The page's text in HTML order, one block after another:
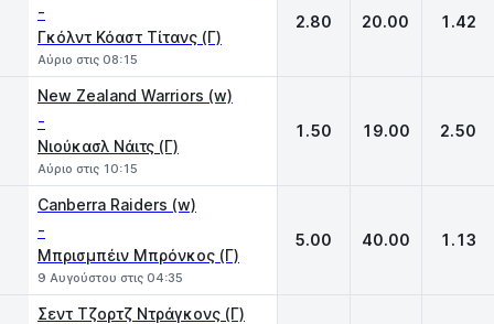
-
Γκόλντ Κόαστ Τίτανς (Γ)
Αύριο στις 08:15
2.80 20.00 1.42
New Zealand Warriors (w)
-
Νιούκασλ Νάιτς (Γ)
Αύριο στις 10:15
1.50 19.00 2.50
Canberra Raiders (w)
-
Μπρισμπέιν Μπρόνκος (Γ)
9 Αυγούστου στις 04:35
5.00 40.00 1.13
Σεντ Τζορτζ Ντράγκονς (Γ)